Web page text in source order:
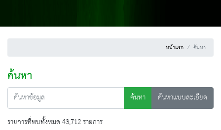
หน้าแรก ค้นหา
ค้นหา
ค้นหา
ค้นหาแบบละเอียด
รายการที่พบทั้งหมด 43,712 รายการ